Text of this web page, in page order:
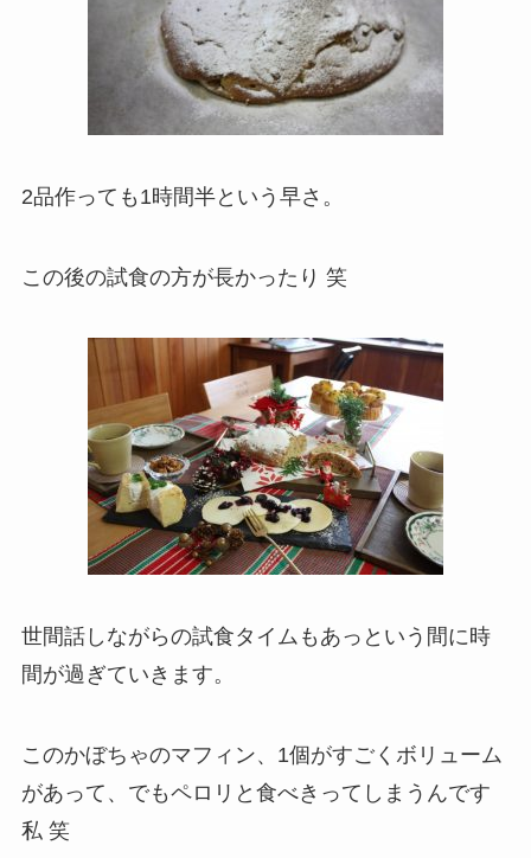
2品作っても1時間半という早さ。
この後の試食の方が長かったり 笑
世間話しながらの試食タイムもあっという間に時
間が過ぎていきます。
このかぼちゃのマフィン、1個がすごくボリューム
があって、でもペロリと食べきってしまうんです
私 笑